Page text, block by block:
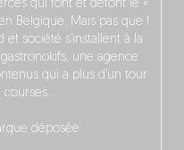
qui font et défont le «
Belgique. Mais pas que !
et société s’installent à la
une agence
qui a plus d’un tour
courses…
déposée.